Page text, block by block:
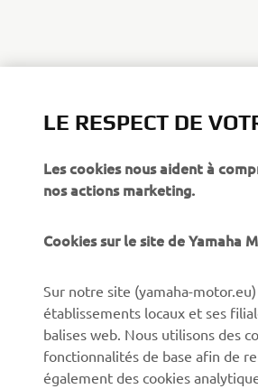
Découvrez Yamaha
Événements
LE RESPECT DE
Les cookies nous aident à
nos actions marketing.
Cookies sur le site de Yamaha
Sur notre site (yamaha-
établissements locaux et ses
balises web. Nous utilisons des
fonctionnalités de base afin de
également des cookies